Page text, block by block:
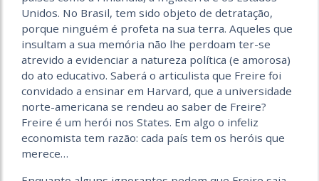
Unidos. No Brasil, tem sido objeto de detratação,
porque ninguém é profeta na sua terra. Aqueles que
insultam a sua memória não lhe perdoam ter-se
atrevido a evidenciar a natureza política (e amorosa)
do ato educativo. Saberá o articulista que Freire foi
convidado a ensinar em Harvard, que a universidade
norte-americana se rendeu ao saber de Freire?
Freire é um herói nos States. Em algo o infeliz
economista tem razão: cada país tem os heróis que
merece…